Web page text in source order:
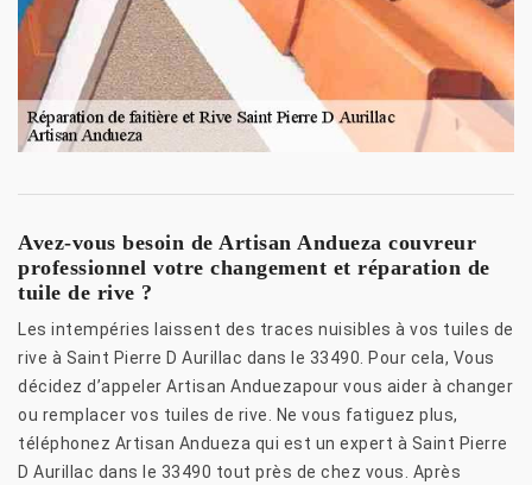
Avez-vous besoin de Artisan Andueza couvreur
professionnel votre changement et réparation de
tuile de rive ?
Les intempéries laissent des traces nuisibles à vos tuiles de
rive à Saint Pierre D Aurillac dans le 33490. Pour cela, Vous
décidez d’appeler Artisan Anduezapour vous aider à changer
ou remplacer vos tuiles de rive. Ne vous fatiguez plus,
téléphonez Artisan Andueza qui est un expert à Saint Pierre
D Aurillac dans le 33490 tout près de chez vous. Après